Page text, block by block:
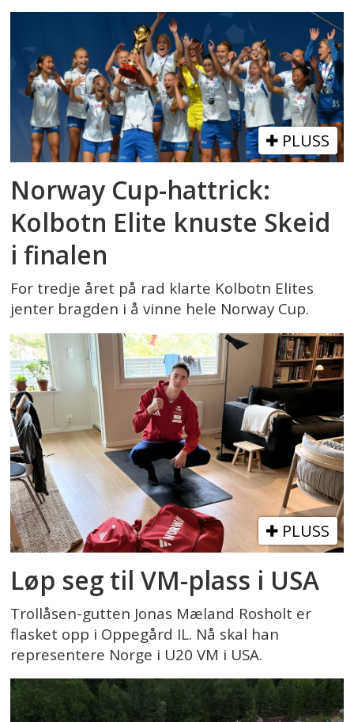
PLUSS
Norway Cup-hattrick:
Kolbotn Elite knuste Skeid
i finalen
For tredje året på rad klarte Kolbotn Elites
jenter bragden i å vinne hele Norway Cup.
PLUSS
Løp seg til VM-plass i USA
Trollåsen-gutten Jonas Mæland Rosholt er
flasket opp i Oppegård IL. Nå skal han
representere Norge i U20 VM i USA.